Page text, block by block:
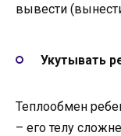
вывести
Укутывать
Теплообмен
– его телу